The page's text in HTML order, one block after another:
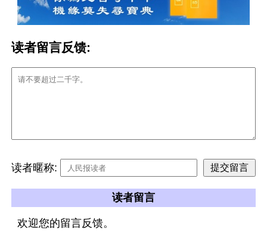
读者留言反馈:
读者暱称:
读者留言
欢迎您的留言反馈。